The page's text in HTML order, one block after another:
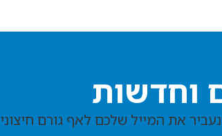
וחדשות
את המייל שלכם לאף גורם חיצוני